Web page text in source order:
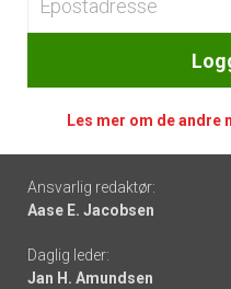
Les mer om de andre
Footer
-
links
Ansvarlig redaktør:
Aase E. Jacobsen
Daglig leder:
Jan H. Amundsen